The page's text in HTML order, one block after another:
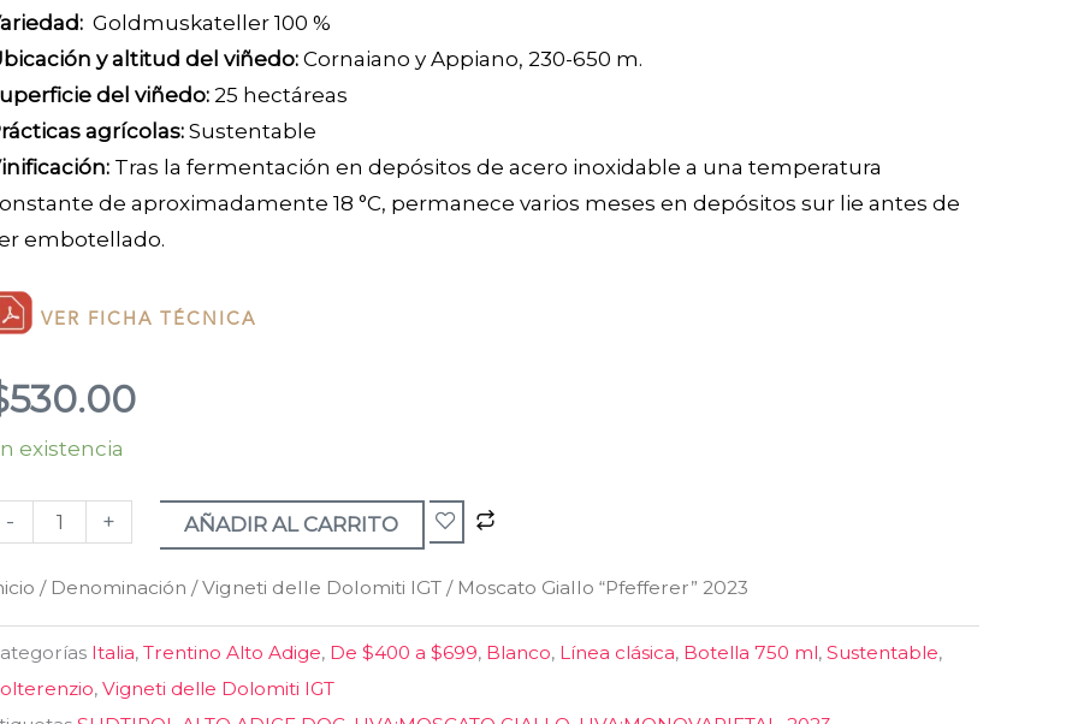
Goldmuskateller 100 %
y altitud del viñedo: Cornaiano y Appiano, 230-650 m.
del viñedo: 25 hectáreas
agrícolas: Sustentable
Tras la fermentación en depósitos de acero inoxidable a una temperatura
de aproximadamente 18 °C, permanece varios meses en depósitos sur lie antes de
embotellado.
VER FICHA TÉCNICA
530.00
existencia
- + AÑADIR AL CARRITO
/ Denominación /Vigneti delle Dolomiti IGT / Moscato Giallo “Pfefferer” 2023
Italia,Trentino Alto Adige, De $400 a $699, Blanco, Línea clásica, Botella 750 ml,Sustentable,
,Vigneti delle Dolomiti IGT